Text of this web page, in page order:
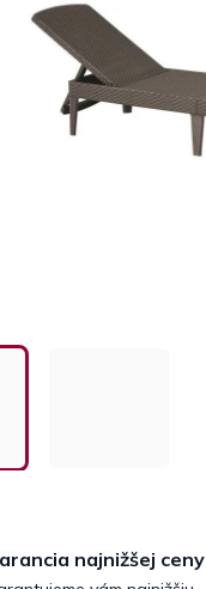
najnižšej ceny